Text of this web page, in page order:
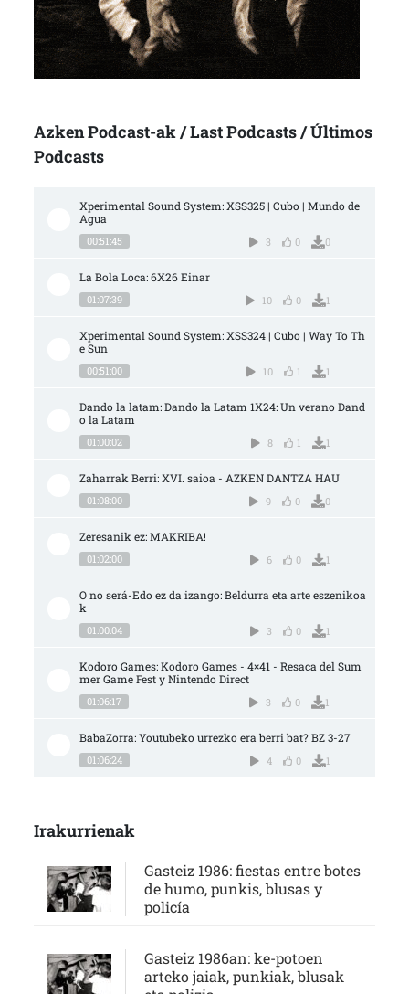
Azken Podcast-ak / Last Podcasts / Últimos
Podcasts
Xperimental Sound System: XSS325 | Cubo | Mundo de
Agua
00:51:45 3 0 0
La Bola Loca: 6X26 Einar
01:07:39 10 0 1
Xperimental Sound System: XSS324 | Cubo | Way To Th
e Sun
00:51:00 10 1 1
Dando la latam: Dando la Latam 1X24: Un verano Dand
o la Latam
01:00:02 8 1 1
Zaharrak Berri: XVI. saioa - AZKEN DANTZA HAU
01:08:00 9 0 0
Zeresanik ez: MAKRIBA!
01:02:00 6 0 1
O no será-Edo ez da izango: Beldurra eta arte eszenikoa
k
01:00:04 3 0 1
Kodoro Games: Kodoro Games - 4×41 - Resaca del Sum
mer Game Fest y Nintendo Direct
01:06:17 3 0 1
BabaZorra: Youtubeko urrezko era berri bat? BZ 3-27
01:06:24 4 0 1
Irakurrienak
Gasteiz 1986: fiestas entre botes
de humo, punkis, blusas y
policía
Gasteiz 1986an: ke-potoen
arteko jaiak, punkiak, blusak